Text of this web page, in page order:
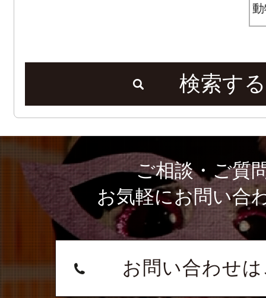
検索する
ご相談・ご質
お気軽にお問い合
お問い合わせ